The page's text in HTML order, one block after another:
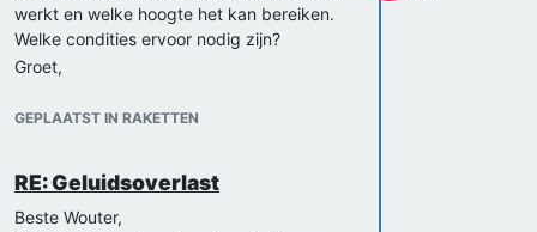
werkt en welke hoogte het kan bereiken.
Welke condities ervoor nodig zijn?
Groet,
GEPLAATST IN RAKETTEN
RE: Geluidsoverlast
Beste Wouter,